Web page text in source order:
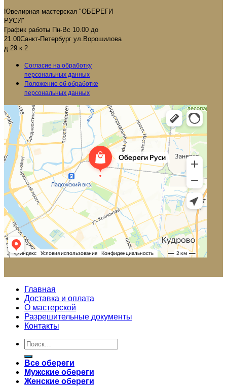
Ювелирная мастерская "ОБЕРЕГИ
РУСИ"
График работы Пн-Вс 10.00 до
21.00Санкт-Петербург ул.Ворошилова
д.29 к.2
Согласие на обработку
персональных данных
Положение об обработке
персональных данных
Главная
Доставка и оплата
О мастерской
Разрешительные документы
Контакты
Все обереги
Мужские обереги
Женские обереги